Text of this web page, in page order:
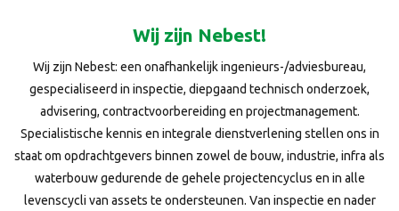
Wij zijn Nebest!
Wij zijn Nebest: een onafhankelijk ingenieurs-/adviesbureau,
gespecialiseerd in inspectie, diepgaand technisch onderzoek,
advisering, contractvoorbereiding en projectmanagement.
Specialistische kennis en integrale dienstverlening stellen ons in
staat om opdrachtgevers binnen zowel de bouw, industrie, infra als
waterbouw gedurende de gehele projectencyclus en in alle
levenscycli van assets te ondersteunen. Van inspectie en nader